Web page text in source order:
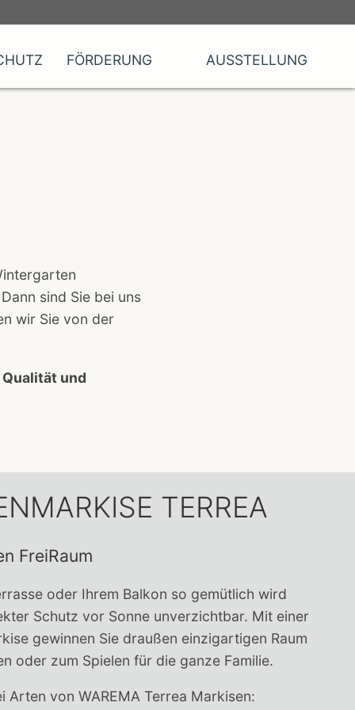
FÖRDERUNG AUSSTELLUNG
sind Sie bei uns
wir Sie von der
und
TERREA
FreiRaum
oder Ihrem Balkon so gemütlich wird
Schutz vor Sonne unverzichtbar. Mit einer
gewinnen Sie draußen einzigartigen Raum
oder zum Spielen für die ganze Familie.
Arten von WAREMA Terrea Markisen: